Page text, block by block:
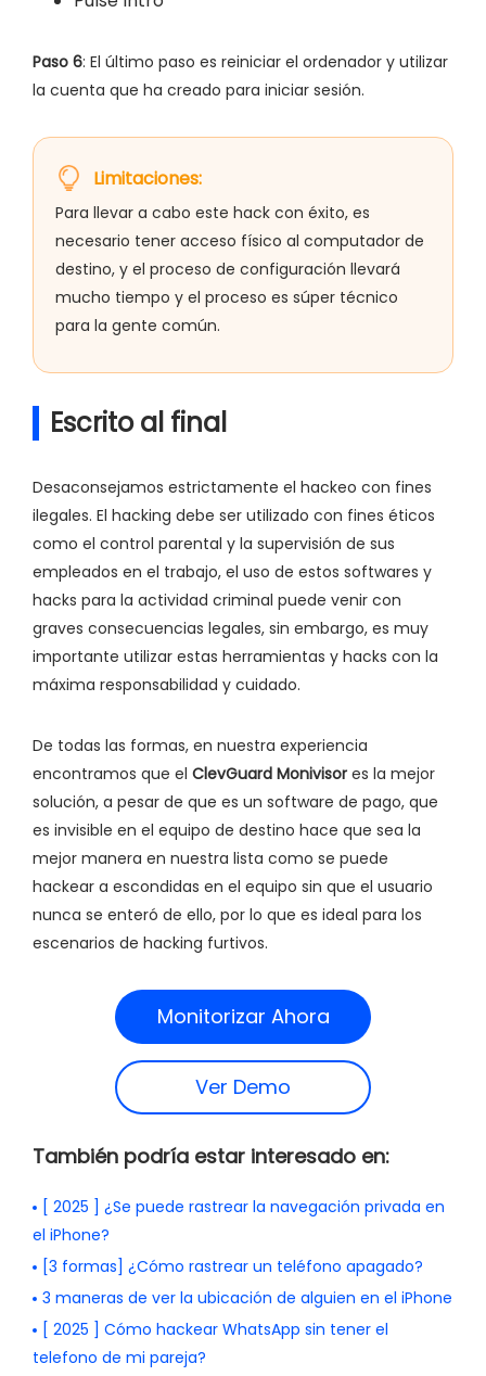
Paso 6: El último paso es reiniciar el ordenador y utilizar
la cuenta que ha creado para iniciar sesión.
Limitaciones:
Para llevar a cabo este hack con éxito, es
necesario tener acceso físico al computador de
destino, y el proceso de configuración llevará
mucho tiempo y el proceso es súper técnico
para la gente común.
Escrito al final
Desaconsejamos estrictamente el hackeo con fines
ilegales. El hacking debe ser utilizado con fines éticos
como el control parental y la supervisión de sus
empleados en el trabajo, el uso de estos softwares y
hacks para la actividad criminal puede venir con
graves consecuencias legales, sin embargo, es muy
importante utilizar estas herramientas y hacks con la
máxima responsabilidad y cuidado.
De todas las formas, en nuestra experiencia
encontramos que el ClevGuard Monivisor es la mejor
solución, a pesar de que es un software de pago, que
es invisible en el equipo de destino hace que sea la
mejor manera en nuestra lista como se puede
hackear a escondidas en el equipo sin que el usuario
nunca se enteró de ello, por lo que es ideal para los
escenarios de hacking furtivos.
Monitorizar Ahora
Ver Demo
También podría estar interesado en:
[ 2025 ] ¿Se puede rastrear la navegación privada en
el iPhone?
[3 formas] ¿Cómo rastrear un teléfono apagado?
3 maneras de ver la ubicación de alguien en el iPhone
[ 2025 ] Cómo hackear WhatsApp sin tener el
telefono de mi pareja?